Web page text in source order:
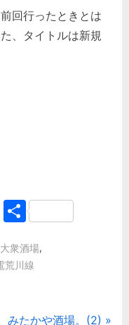
回行ったときとは
、タイトルは新規
Email
共
大衆酒場,
荒川線
みたかや酒場。(2)